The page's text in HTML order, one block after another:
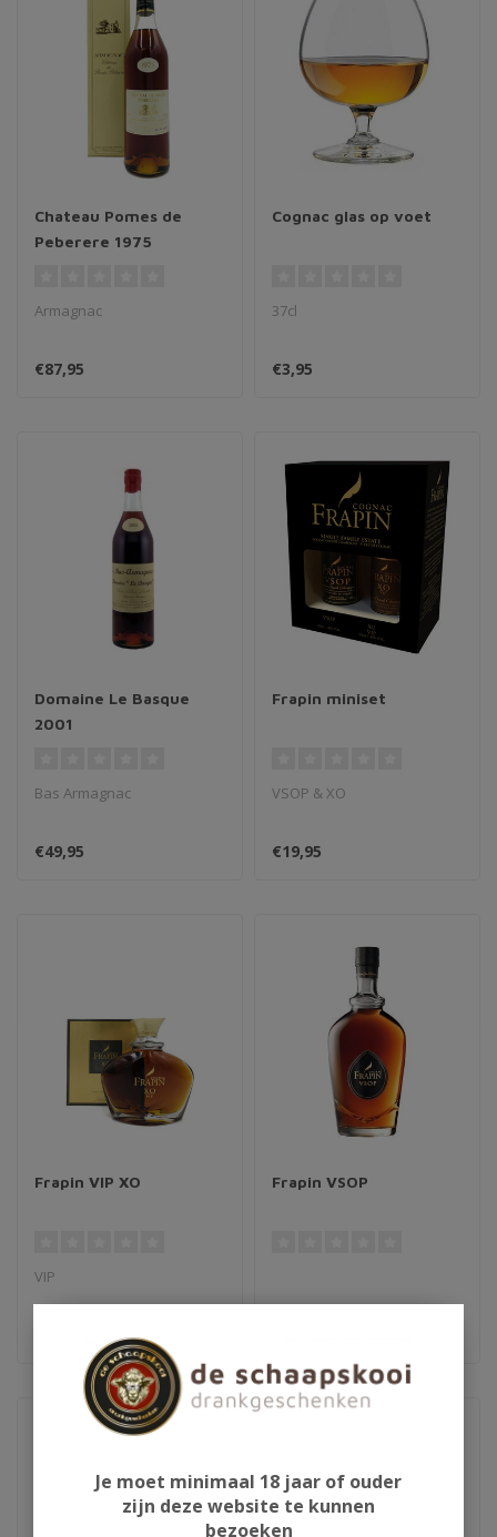
Chateau Pomes de
Peberere 1975
Armagnac
€87,95
Cognac glas op voet
37cl
€3,95
Domaine Le Basque
2001
Bas Armagnac
€49,95
Frapin miniset
VSOP & XO
€19,95
Frapin VIP XO
VIP
Frapin VSOP
Je moet minimaal 18 jaar of ouder
zijn deze website te kunnen
bezoeken